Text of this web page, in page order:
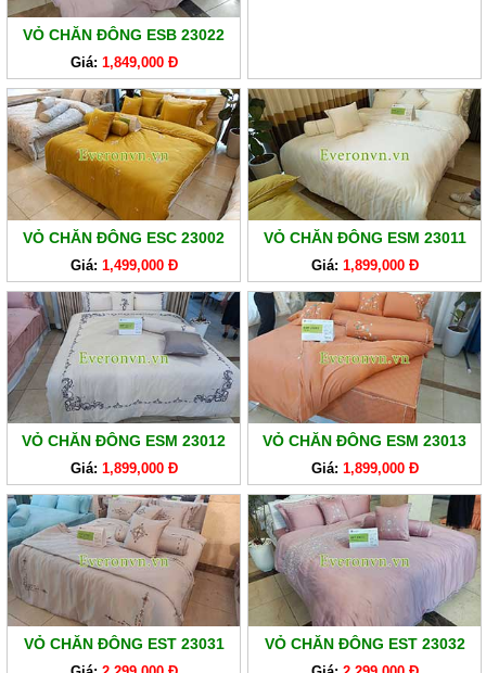
VỎ CHĂN ĐÔNG ESB 23022
Giá: 1,849,000 Đ
VỎ CHĂN ĐÔNG ESC 23002
Giá: 1,499,000 Đ
VỎ CHĂN ĐÔNG ESM 23011
Giá: 1,899,000 Đ
VỎ CHĂN ĐÔNG ESM 23012
Giá: 1,899,000 Đ
VỎ CHĂN ĐÔNG ESM 23013
Giá: 1,899,000 Đ
VỎ CHĂN ĐÔNG EST 23031 VỎ CHĂN ĐÔNG EST 23032